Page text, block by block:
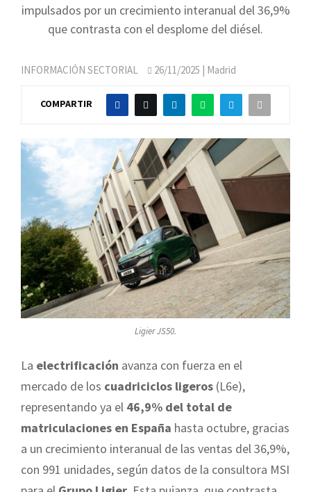
impulsados por un crecimiento interanual del 36,9%
que contrasta con el desplome del diésel.
INFORMACIÓN SECTORIAL 26/11/2025 | Madrid
COMPARTIR
Ligier JS50.
La electrificación avanza con fuerza en el
mercado de los cuadriciclos ligeros (L6e),
representando ya el 46,9% del total de
matriculaciones en España hasta octubre, gracias
a un crecimiento interanual de las ventas del 36,9%,
con 991 unidades, según datos de la consultora MSI